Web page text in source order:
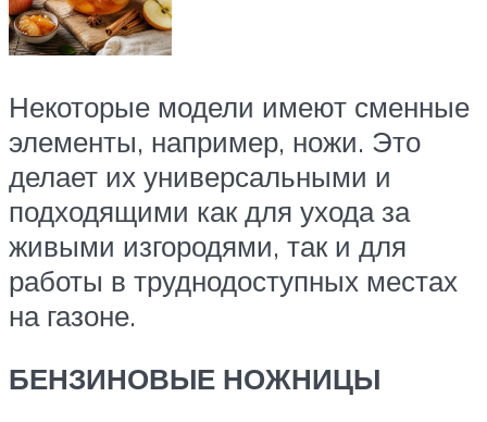
Некоторые модели имеют сменные
элементы, например, ножи. Это
делает их универсальными и
подходящими как для ухода за
живыми изгородями, так и для
работы в труднодоступных местах
на газоне.
БЕНЗИНОВЫЕ НОЖНИЦЫ